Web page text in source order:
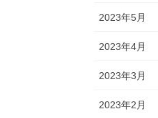
2023年5月
2023年4月
2023年3月
2023年2月